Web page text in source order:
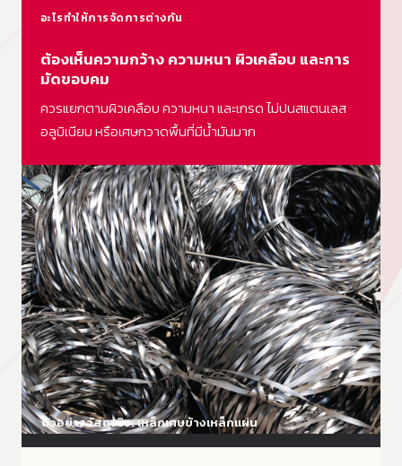
อะไรทำให้การจัดการต่างกัน
ต้องเห็นความกว้าง ความหนา ผิวเคลือบ และการ
มัดขอบคม
ควรแยกตามผิวเคลือบ ความหนา และเกรด ไม่ปนสแตนเลส
อลูมิเนียม หรือเศษกวาดพื้นที่มีน้ำมันมาก
ตัวอย่างวัสดุจริง: เหล็กเศษข้างเหล็กแผ่น